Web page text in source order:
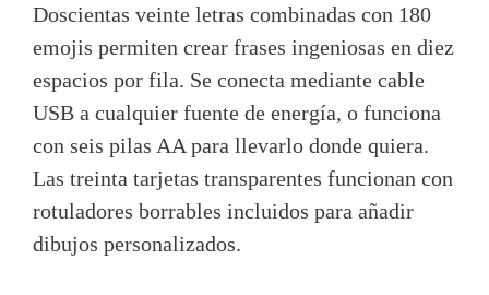
Doscientas veinte letras combinadas con 180
emojis permiten crear frases ingeniosas en diez
espacios por fila. Se conecta mediante cable
USB a cualquier fuente de energía, o funciona
con seis pilas AA para llevarlo donde quiera.
Las treinta tarjetas transparentes funcionan con
rotuladores borrables incluidos para añadir
dibujos personalizados.